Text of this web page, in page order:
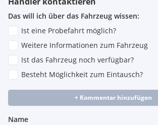
Das will ich über das Fahrzeug wissen:
Ist eine Probefahrt möglich?
Weitere Informationen zum Fahrzeug
Ist das Fahrzeug noch verfügbar?
Besteht Möglichkeit zum Eintausch?
+ Kommentar hinzufügen
Name